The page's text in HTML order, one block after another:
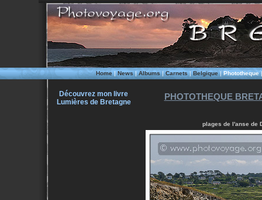
Home|News|Albums|Carnets|Belgique|Phototheque
Découvrez mon livre
Lumières de Bretagne
PHOTOTHEQUE
plages de l'anse de